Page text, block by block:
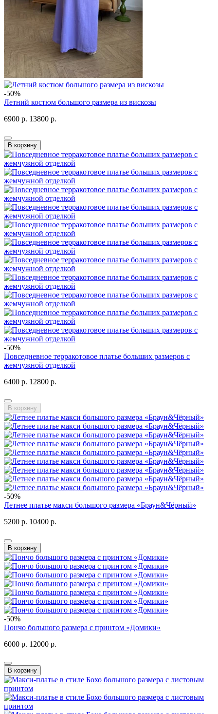
-50%
Летний костюм большого размера из вискозы
6900 р. 13800 р.
В корзину
-50%
Повседневное терракотовое платье больших размеров с
жемчужной отделкой
6400 р. 12800 р.
В корзину
-50%
Летнее платье макси большого размера «Браун&Чёрный»
5200 р. 10400 р.
В корзину
-50%
Пончо большого размера с принтом «Домики»
6000 р. 12000 р.
В корзину